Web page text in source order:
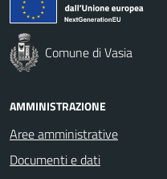
Comune di Vasia
AMMINISTRAZIONE
Aree amministrative
Documenti e dati